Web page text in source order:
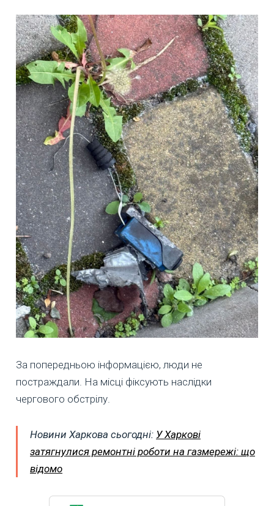
За попередньою інформацією, люди не
постраждали. На місці фіксують наслідки
чергового обстрілу.
Новини Харкова сьогодні: У Харкові
затягнулися ремонтні роботи на газмережі: що
відомо